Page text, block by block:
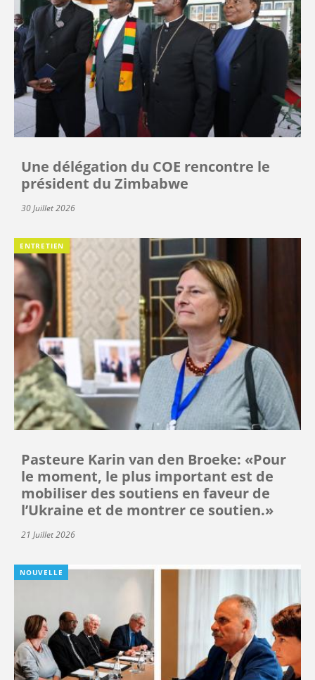
Une délégation du COE rencontre le
président du Zimbabwe
30 Juillet 2026
ENTRETIEN
Pasteure Karin van den Broeke: «Pour
le moment, le plus important est de
mobiliser des soutiens en faveur de
l’Ukraine et de montrer ce soutien.»
21 Juillet 2026
NOUVELLE